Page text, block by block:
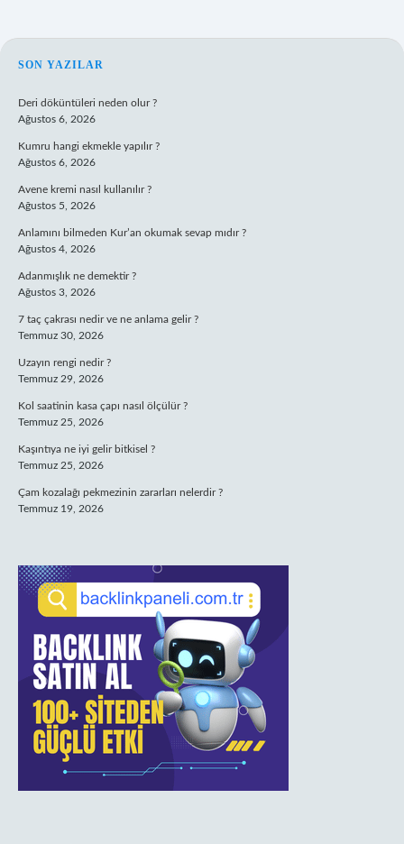
SIDEBAR
SON YAZILAR
Deri döküntüleri neden olur ?
Ağustos 6, 2026
Kumru hangi ekmekle yapılır ?
Ağustos 6, 2026
Avene kremi nasıl kullanılır ?
Ağustos 5, 2026
Anlamını bilmeden Kur’an okumak sevap mıdır ?
Ağustos 4, 2026
Adanmışlık ne demektir ?
Ağustos 3, 2026
7 taç çakrası nedir ve ne anlama gelir ?
Temmuz 30, 2026
Uzayın rengi nedir ?
Temmuz 29, 2026
Kol saatinin kasa çapı nasıl ölçülür ?
Temmuz 25, 2026
Kaşıntıya ne iyi gelir bitkisel ?
Temmuz 25, 2026
Çam kozalağı pekmezinin zararları nelerdir ?
Temmuz 19, 2026